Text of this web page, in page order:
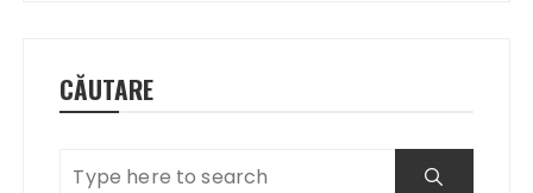
CĂUTARE